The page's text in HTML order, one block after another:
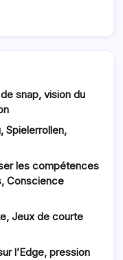
snap, vision du
Spielerrollen,
les compétences
Conscience
Jeux de courte
l’Edge, pression